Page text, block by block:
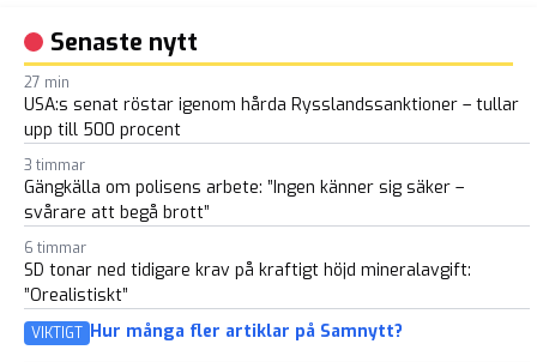
Senaste nytt
27 min
USA:s senat röstar igenom hårda Rysslandssanktioner – tullar
upp till 500 procent
3 timmar
Gängkälla om polisens arbete: ”Ingen känner sig säker –
svårare att begå brott”
6 timmar
SD tonar ned tidigare krav på kraftigt höjd mineralavgift:
”Orealistiskt”
VIKTIGT Hur många fler artiklar på Samnytt?